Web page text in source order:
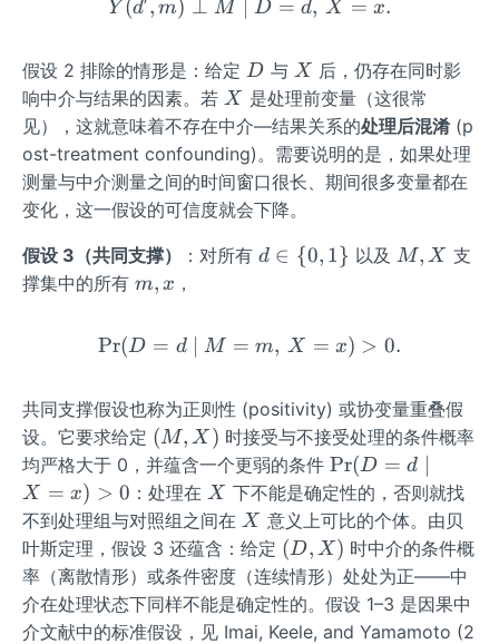
{0,
\}
Y(d',m)\perp M\mid
Y (d , m) ⊥ M D = d, X = x.
假设 2 排除的情形是：给定 D
D 与 X
X 后，仍存在同时影
响中介与结果的因素。若 X
X 是处理前变量（这很常
见），这就意味着不存在中介—结果关系的处理后混淆 (p
ost-treatment confounding)。需要说明的是，如果处理
测量与中介测量之间的时间窗口很长、期间很多变量都在
变化，这一假设的可信度就会下降。
假设 3（共同支撑） ：对所有 d
1
d ∈ {0, 1} 以及 M,
M, X 支
撑集中的所有 m,
m, x ，
\Pr(D=d\mid
Pr(D = d M = m, X = x) > 0.
共同支撑假设也称为正则性 (positivity) 或协变量重叠假
设。它要求给定 (M,
X)
(M, X ) 时接受与不接受处理的条件概率
均严格大于 0，并蕴含一个更弱的条件 \P
r
(D
=d
\m
id
X
Pr(D = d
X = x) > 0 ：处理在X
X 下不能是确定性的，否则就找
不到处理组与对照组之间在 X
X 意义上可比的个体。由贝
叶斯定理，假设 3 还蕴含：给定 (D,
X)
(D, X ) 时中介的条件概
率（离散情形）或条件密度（连续情形）处处为正——中
介在处理状态下同样不能是确定性的。假设 1–3 是因果中
介文献中的标准假设，见 Imai, Keele, and Yamamoto (2